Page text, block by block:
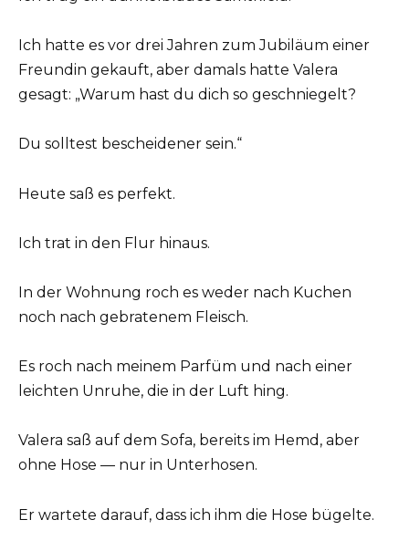
Ich hatte es vor drei Jahren zum Jubiläum einer
Freundin gekauft, aber damals hatte Valera
gesagt: „Warum hast du dich so geschniegelt?
Du solltest bescheidener sein.“
Heute saß es perfekt.
Ich trat in den Flur hinaus.
In der Wohnung roch es weder nach Kuchen
noch nach gebratenem Fleisch.
Es roch nach meinem Parfüm und nach einer
leichten Unruhe, die in der Luft hing.
Valera saß auf dem Sofa, bereits im Hemd, aber
ohne Hose — nur in Unterhosen.
Er wartete darauf, dass ich ihm die Hose bügelte.